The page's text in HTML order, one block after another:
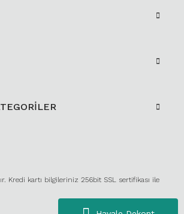
Kredi kartı bilgileriniz 256bit SSL sertifikası ile